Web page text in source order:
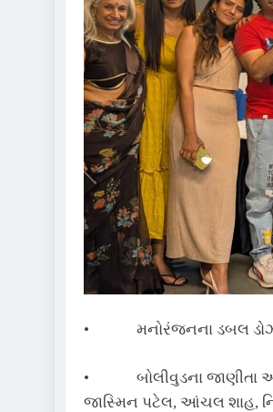
• મનોરંજનના ડબલ ડોઝ
• બોલીવુડના જાણીતા
જાસ્મિન પટેલ, આંચલ શાહ,